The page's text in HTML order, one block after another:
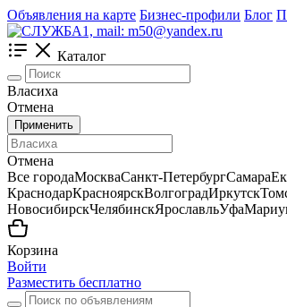
Объявления на карте Бизнес-профили Блог
Каталог
Власиха
Отмена
Применить
Отмена
Все городаМоскваСанкт-ПетербургСамара
КраснодарКрасноярскВолгоградИркутск
НовосибирскЧелябинскЯрославльУфа
Корзина
Войти
Разместить бесплатно